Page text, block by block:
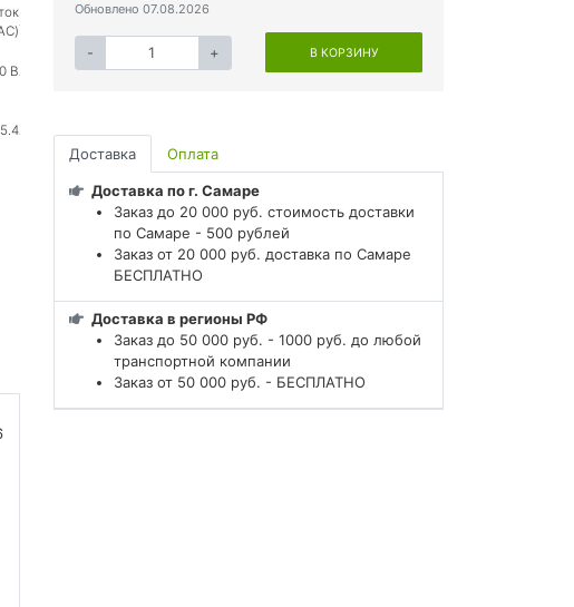
В
Обновлено 07.08.2026
- + В КОРЗИНУ
Доставка Оплата
Доставка по г. Самаре
Заказ до 20 000 руб. стоимость доставки
по Самаре - 500 рублей
Заказ от 20 000 руб. доставка по Самаре
БЕСПЛАТНО
Доставка в регионы РФ
Заказ до 50 000 руб. - 1000 руб. до любой
транспортной компании
Заказ от 50 000 руб. - БЕСПЛАТНО